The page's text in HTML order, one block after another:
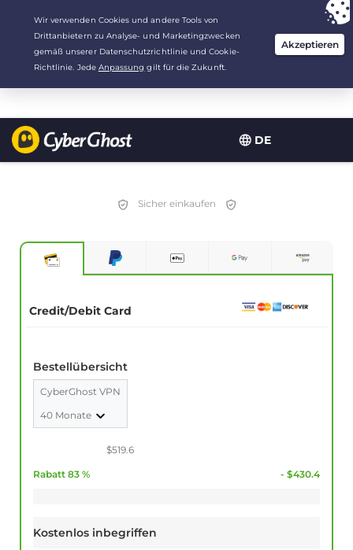
DE
Deine Wahl:Der beste Dealfür 3.3333333333333 Jahre zu $
/Monat
Sicher einkaufen
Credit/Debit Card
Bestellübersicht
CyberGhost VPN
40 Monate
$519.6
Rabatt 83 % - $430.4
Kostenlos inbegriffen